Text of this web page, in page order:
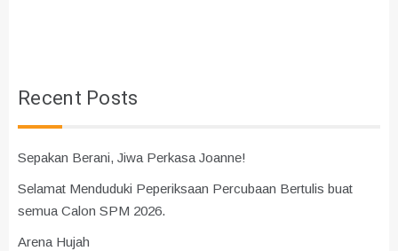
Recent Posts
Sepakan Berani, Jiwa Perkasa Joanne!
Selamat Menduduki Peperiksaan Percubaan Bertulis buat
semua Calon SPM 2026.
Arena Hujah